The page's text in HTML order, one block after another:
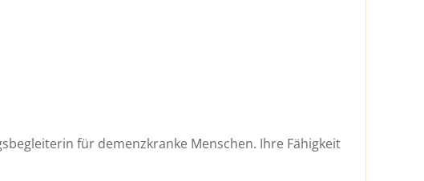
für demenzkranke Menschen. Ihre Fähigkeit